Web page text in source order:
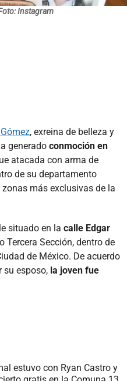
Instagram
, exreina de belleza y
generado conmoción en
atacada con arma de
de su departamento
más exclusivas de la
situado en la calle Edgar
Tercera Sección, dentro de
de México. De acuerdo
su esposo, la joven fue
estuvo con Ryan Castro y